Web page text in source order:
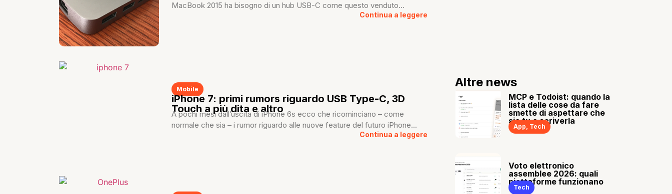
MacBook 2015 ha bisogno di un hub USB-C come questo venduto...
Continua a leggere
Mobile
iPhone 7: primi rumors riguardo USB Type-C, 3D
Touch a più dita e altro
A pochi mesi dall’uscita di iPhone 6s ecco che ricominciano – come
normale che sia – i rumor riguardo alle nuove feature del futuro iPhone...
Continua a leggere
Altre news
MCP e Todoist: quando la
lista delle cose da fare
smette di aspettare che
sia tu a scriverla
App, Tech
Voto elettronico
assemblee 2026: quali
piattaforme funzionano
Tech